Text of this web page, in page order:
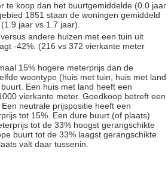
te koop dan het buurtgemiddelde (0.0 jaar
1851 staan de woningen gemiddeld
jaar vs 1.7 jaar).
andere huizen met een tuin uit
-42%. (216 vs 372 vierkante meter
15% hogere meterprijs dan de
woontype (huis met tuin, huis met land
Een huis met land heeft een
vierkante meter. Goedkoop betreft een
neutrale prijspositie heeft een
tot 15%. Een dure buurt (of plaats)
tot de 33% hoogst gerangschikte
buurt tot de 33% laagst gerangschikte
valt daar tussenin.